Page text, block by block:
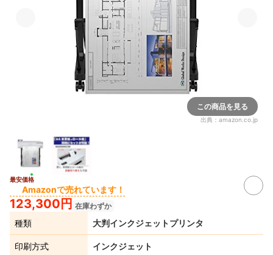
この商品を見る
出典： amazon.co.jp
最安価格
Amazonで売れています！
123,300円 在庫わずか
種類 大判インクジェットプリンタ
印刷方式 インクジェット